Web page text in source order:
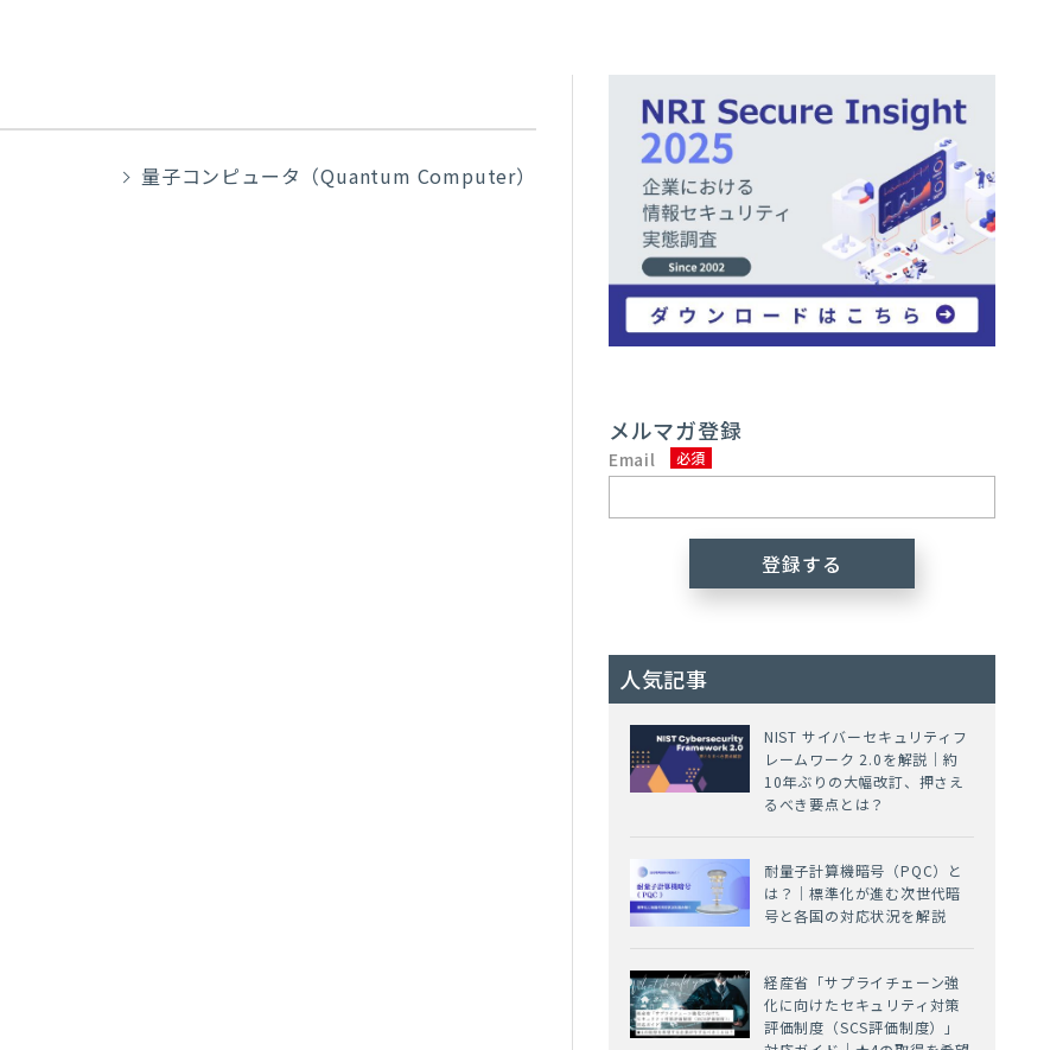
量子コンピュータ（Quantum Computer）
メルマガ登録
Email
人気記事
NIST サイバーセキュリティフ
レームワーク 2.0を解説｜約
10年ぶりの大幅改訂、押さえ
るべき要点とは？
耐量子計算機暗号（PQC）と
は？｜標準化が進む次世代暗
号と各国の対応状況を解説
経産省「サプライチェーン強
化に向けたセキュリティ対策
評価制度（SCS評価制度）」